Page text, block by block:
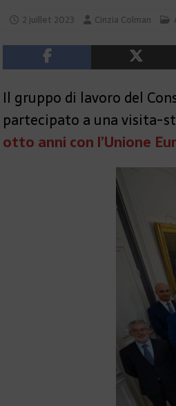
2 juillet 2023 Cinzia Colman
Il gruppo di lavoro del
partecipato a una visita-
otto anni con l’Unione